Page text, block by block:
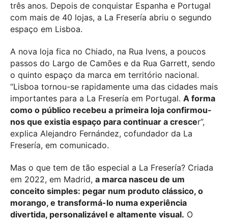
três anos. Depois de conquistar Espanha e Portugal
com mais de 40 lojas, a La Fresería abriu o segundo
espaço em Lisboa.
A nova loja fica no Chiado, na Rua Ivens, a poucos
passos do Largo de Camões e da Rua Garrett, sendo
o quinto espaço da marca em território nacional.
“Lisboa tornou-se rapidamente uma das cidades mais
importantes para a La Fresería em Portugal. A forma
como o público recebeu a primeira loja confirmou-
nos que existia espaço para continuar a crescer”,
explica Alejandro Fernández, cofundador da La
Fresería, em comunicado.
Mas o que tem de tão especial a La Fresería? Criada
em 2022, em Madrid, a marca nasceu de um
conceito simples: pegar num produto clássico, o
morango, e transformá-lo numa experiência
divertida, personalizável e altamente visual. O